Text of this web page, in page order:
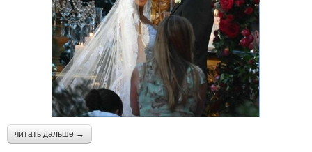
читать дальше →